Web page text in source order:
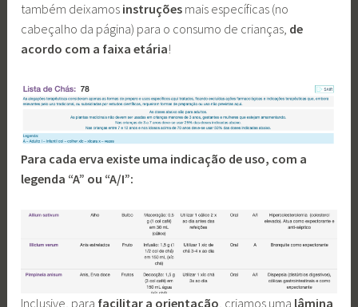
também deixamos instruções mais específicas (no
cabeçalho da página) para o consumo de crianças, de
acordo com a faixa etária!
Para cada erva existe uma indicação de uso, com a
legenda “A” ou “A/I”:
Inclusive, para facilitar a orientação, criamos uma lâmina